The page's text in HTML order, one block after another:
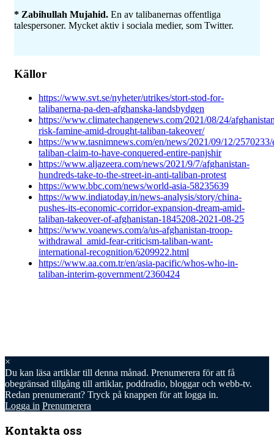
* Zabihullah Mujahid. En av talibanernas offentliga
talespersoner. Mycket aktiv i sociala medier, som Twitter.
Källor
https://www.svt.se/nyheter/utrikes/stort-stod-for-
talibanerna-pa-den-afghanska-landsbydgen
https://www.climatechangenews.com/2021/08/24/
risk-famine-amid-drought-taliban-takeover/
https://www.tasnimnews.com/en/news/2021/09/12/
taliban-claim-to-have-conquered-entire-panjshir
https://www.aljazeera.com/news/2021/9/7/afghanistan-
hundreds-take-to-the-street-in-anti-taliban-protest
https://www.bbc.com/news/world-asia-58235639
https://www.indiatoday.in/news-analysis/story/china-
pushes-its-economic-corridor-expansion-dream-amid-
taliban-takeover-of-afghanistan-1845208-2021-08-25
https://www.voanews.com/a/us-afghanistan-troop-
withdrawal_amid-fear-criticism-taliban-want-
international-recognition/6209922.html
https://www.aa.com.tr/en/asia-pacific/whos-who-in-
taliban-interim-government/2360424
×
Du kan läsa artiklar till denna månad. Prenumerera för att få
obegränsad tillgång till artiklar, poddradio, bloggar och webb-tv.
Redan prenumerant? Tryck på knappen för att logga in.
Logga in Prenumerera
Kontakta oss